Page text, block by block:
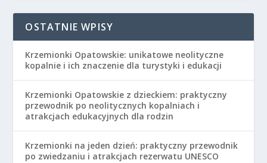
OSTATNIE WPISY
Krzemionki Opatowskie: unikatowe neolityczne
kopalnie i ich znaczenie dla turystyki i edukacji
Krzemionki Opatowskie z dzieckiem: praktyczny
przewodnik po neolitycznych kopalniach i
atrakcjach edukacyjnych dla rodzin
Krzemionki na jeden dzień: praktyczny przewodnik
po zwiedzaniu i atrakcjach rezerwatu UNESCO